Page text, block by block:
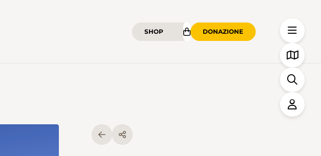
SHOP DONAZIONE